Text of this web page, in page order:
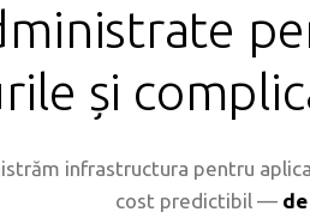
și
infrastructura pentru
cost predictibil —